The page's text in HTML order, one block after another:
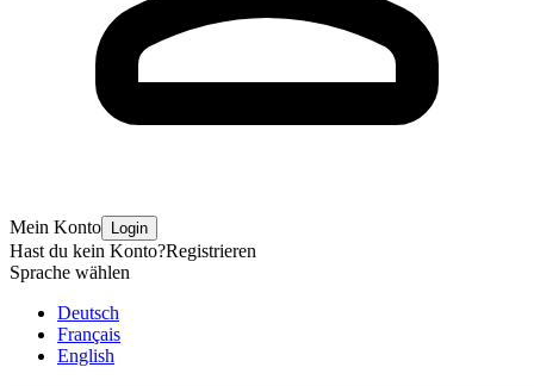
Mein Konto Login
Hast du kein Konto?Registrieren
Sprache wählen
Deutsch
Français
English